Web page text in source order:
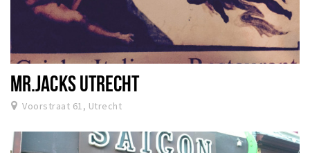
MR.JACKS UTRECHT
Voorstraat 61, Utrecht